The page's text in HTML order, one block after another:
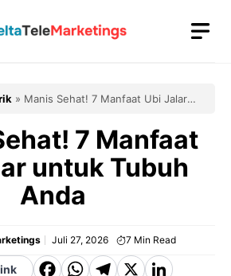
» Manis Sehat! 7 Manfaat Ubi Jalar
7 Manfaat
untuk Tubuh
Anda
Juli 27, 2026 7 Min Read